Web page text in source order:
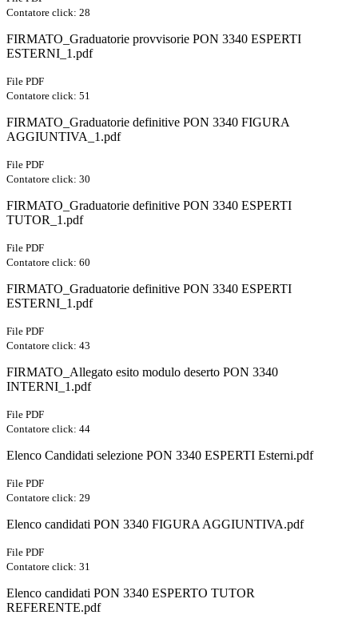
Contatore click: 28
FIRMATO_Graduatorie provvisorie PON 3340 ESPERTI
ESTERNI_1.pdf
File PDF
Contatore click: 51
FIRMATO_Graduatorie definitive PON 3340 FIGURA
AGGIUNTIVA_1.pdf
File PDF
Contatore click: 30
FIRMATO_Graduatorie definitive PON 3340 ESPERTI
TUTOR_1.pdf
File PDF
Contatore click: 60
FIRMATO_Graduatorie definitive PON 3340 ESPERTI
ESTERNI_1.pdf
File PDF
Contatore click: 43
FIRMATO_Allegato esito modulo deserto PON 3340
INTERNI_1.pdf
File PDF
Contatore click: 44
Elenco Candidati selezione PON 3340 ESPERTI Esterni.pdf
File PDF
Contatore click: 29
Elenco candidati PON 3340 FIGURA AGGIUNTIVA.pdf
File PDF
Contatore click: 31
Elenco candidati PON 3340 ESPERTO TUTOR
REFERENTE.pdf